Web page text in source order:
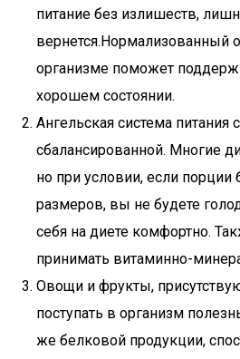
питание без излишеств,
вернется.Нормализованный
организме поможет
хорошем состоянии.
Ангельская система питания
сбалансированной. Многие
но при условии, если порции
размеров, вы не будете
себя на диете комфортно.
принимать витаминно-
Овощи и фрукты,
поступать в организм
же белковой продукции,